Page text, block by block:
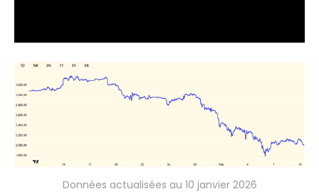
Données actualisées au 10 janvier 2026